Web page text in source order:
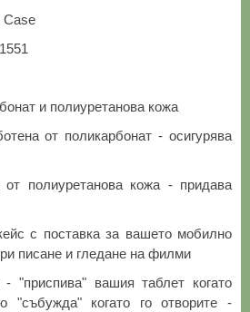
Case
и полиуретанова кожа
от поликарбонат - осигурява
от полиуретанова кожа - придава
с поставка за вашето мобилно
писане и гледане на филми
"приспива" вашия таблет когато
"събужда" когато го отворите -